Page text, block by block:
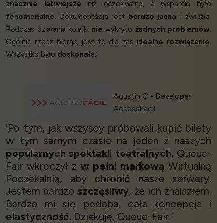
znacznie łatwiejsze niż oczekiwano, a wsparcie było
fenomenalne . Dokumentacja jest bardzo jasna i zwięzła.
Podczas działania kolejki nie wykryto żadnych problemów
Ogólnie rzecz biorąc, jest to dla nas idealne rozwiązanie
Wszystko było doskonałe .’
Agustin C - Developer
AccessFacil
‘Po tym, jak wszyscy próbowali kupić bilety
w tym samym czasie na jeden z naszych
popularnych spektakli teatralnych, Queue-
Fair wkroczył z w pełni markową Wirtualną
Poczekalnią, aby chronić nasze serwery.
Jestem bardzo szczęśliwy, że ich znalazłem.
Bardzo mi się podoba, cała koncepcja i
elastyczność. Dziękuję, Queue-Fair!’